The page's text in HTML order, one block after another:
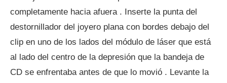
completamente hacia afuera . Inserte la punta del
destornillador del joyero plana con bordes debajo del
clip en uno de los lados del módulo de láser que está
al lado del centro de la depresión que la bandeja de
CD se enfrentaba antes de que lo movió . Levante la